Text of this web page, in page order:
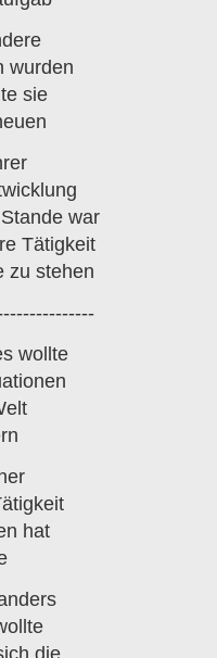
wurden
sie
war
Tätigkeit
zu stehen
wollte
hat